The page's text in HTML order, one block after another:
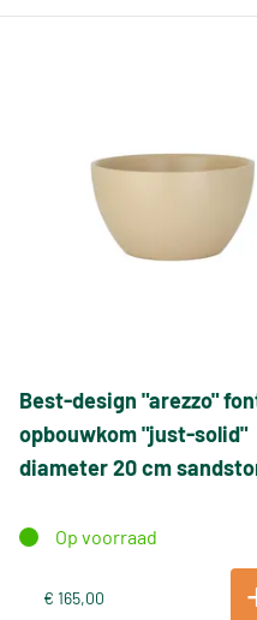
Best-design "arezzo"
opbouwkom "just-solid"
diameter 20 cm
Op voorraad
€ 165,00